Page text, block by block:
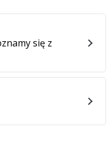
się z